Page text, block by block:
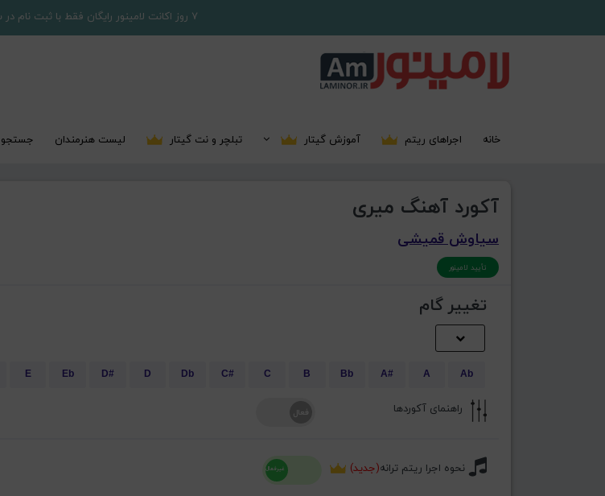
7 روز اکانت لامینور رایگان فقط با ثبت نام در سایت
خانه اجراهای ریتم آموزش گیتار تبلچر و نت گیتار لیست هنرمندان جستجو
آکورد آهنگ میری
سیاوش قمیشی
تأیید لامینور
تغییر گام
Ab
A
A#
Bb
B
C
C#
Db
D
D#
Eb
E
راهنمای آکوردها
نحوه اجرا ریتم ترانه(جدید)